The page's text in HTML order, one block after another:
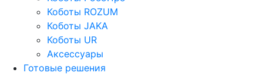
Коботы ROZUM
Коботы JAKA
Коботы UR
Аксессуары
Готовые решения